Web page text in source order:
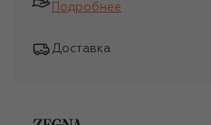
Подробнее
Доставка